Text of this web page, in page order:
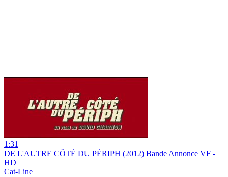
1:31
DE L'AUTRE CÔTÉ DU PÉRIPH (2012) Bande Annonce VF -
HD
Cat-Line